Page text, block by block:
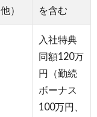
他）
を含む
入社特典
同額120万
円（勤続
ボーナス
100万円、